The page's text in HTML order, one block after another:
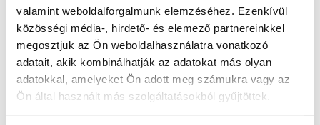
valamint weboldalforgalmunk elemzéséhez. Ezenkívül
közösségi média-, hirdető- és elemező partnereinkkel
megosztjuk az Ön weboldalhasználatra vonatkozó
adatait, akik kombinálhatják az adatokat más olyan
adatokkal, amelyeket Ön adott meg számukra vagy az
Ön által használt más szolgáltatásokból gyűjtöttek.
Recommend
85% AZ ÜGYFELEK AJÁNLJÁK EZT A TERMÉKET
ÉRTÉKELJE ÖN IS
Leírás